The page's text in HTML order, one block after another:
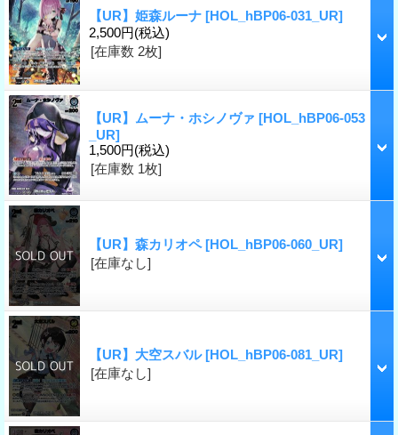
【UR】姫森ルーナ [HOL_hBP06-031_UR]
2,500円(税込)
[在庫数 2枚]
【UR】ムーナ・ホシノヴァ [HOL_hBP06-053
_UR]
1,500円(税込)
[在庫数 1枚]
【UR】森カリオペ[HOL_hBP06-060_UR]
[在庫なし]
【UR】大空スバル[HOL_hBP06-081_UR]
[在庫なし]